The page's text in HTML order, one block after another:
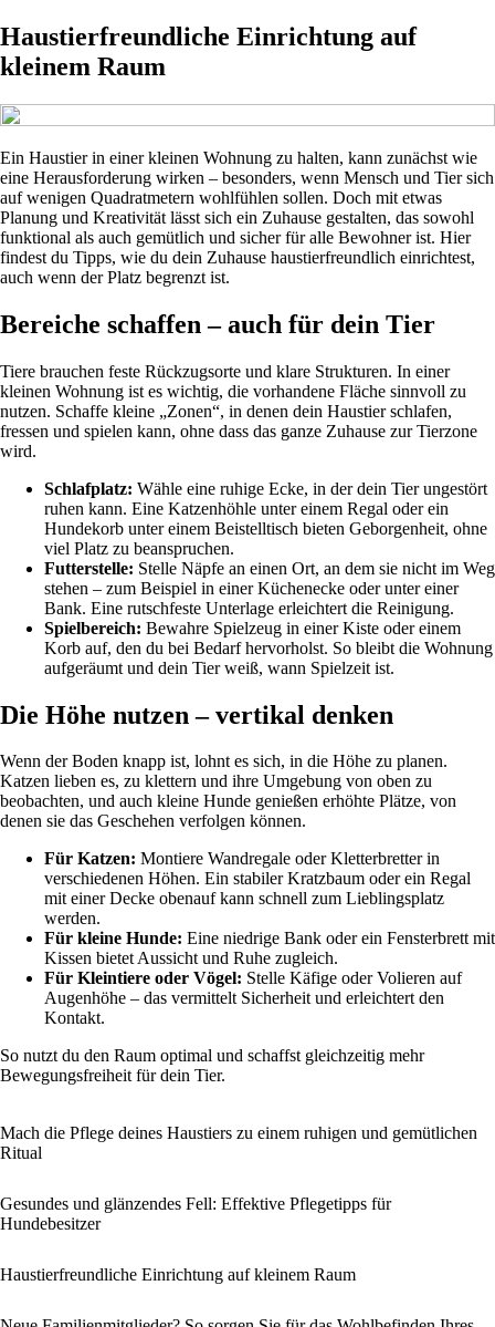
Haustierfreundliche Einrichtung auf
kleinem Raum
Ein Haustier in einer kleinen Wohnung zu halten, kann zunächst wie
eine Herausforderung wirken – besonders, wenn Mensch und Tier sich
auf wenigen Quadratmetern wohlfühlen sollen. Doch mit etwas
Planung und Kreativität lässt sich ein Zuhause gestalten, das sowohl
funktional als auch gemütlich und sicher für alle Bewohner ist. Hier
findest du Tipps, wie du dein Zuhause haustierfreundlich einrichtest,
auch wenn der Platz begrenzt ist.
Bereiche schaffen – auch für dein Tier
Tiere brauchen feste Rückzugsorte und klare Strukturen. In einer
kleinen Wohnung ist es wichtig, die vorhandene Fläche sinnvoll zu
nutzen. Schaffe kleine „Zonen“, in denen dein Haustier schlafen,
fressen und spielen kann, ohne dass das ganze Zuhause zur Tierzone
wird.
Schlafplatz: Wähle eine ruhige Ecke, in der dein Tier ungestört
ruhen kann. Eine Katzenhöhle unter einem Regal oder ein
Hundekorb unter einem Beistelltisch bieten Geborgenheit, ohne
viel Platz zu beanspruchen.
Futterstelle: Stelle Näpfe an einen Ort, an dem sie nicht im Weg
stehen – zum Beispiel in einer Küchenecke oder unter einer
Bank. Eine rutschfeste Unterlage erleichtert die Reinigung.
Spielbereich: Bewahre Spielzeug in einer Kiste oder einem
Korb auf, den du bei Bedarf hervorholst. So bleibt die Wohnung
aufgeräumt und dein Tier weiß, wann Spielzeit ist.
Die Höhe nutzen – vertikal denken
Wenn der Boden knapp ist, lohnt es sich, in die Höhe zu planen.
Katzen lieben es, zu klettern und ihre Umgebung von oben zu
beobachten, und auch kleine Hunde genießen erhöhte Plätze, von
denen sie das Geschehen verfolgen können.
Für Katzen: Montiere Wandregale oder Kletterbretter in
verschiedenen Höhen. Ein stabiler Kratzbaum oder ein Regal
mit einer Decke obenauf kann schnell zum Lieblingsplatz
werden.
Für kleine Hunde: Eine niedrige Bank oder ein Fensterbrett mit
Kissen bietet Aussicht und Ruhe zugleich.
Für Kleintiere oder Vögel: Stelle Käfige oder Volieren auf
Augenhöhe – das vermittelt Sicherheit und erleichtert den
Kontakt.
So nutzt du den Raum optimal und schaffst gleichzeitig mehr
Bewegungsfreiheit für dein Tier.
Mach die Pflege deines Haustiers zu einem ruhigen und gemütlichen
Ritual
Gesundes und glänzendes Fell: Effektive Pflegetipps für
Hundebesitzer
Haustierfreundliche Einrichtung auf kleinem Raum